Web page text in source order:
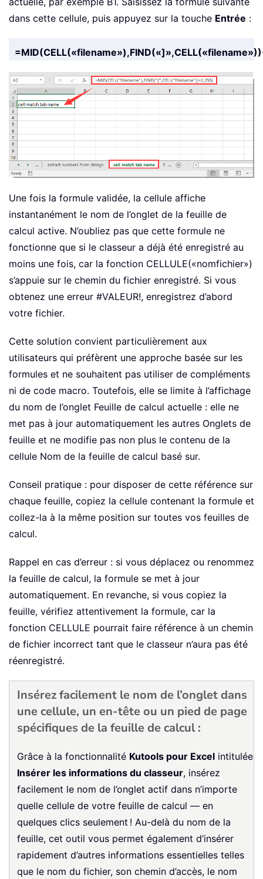
dans cette cellule, puis appuyez sur la touche Entrée :
Une fois la formule validée, la cellule affiche
instantanément le nom de l’onglet de la feuille de
calcul active. N’oubliez pas que cette formule ne
fonctionne que si le classeur a déjà été enregistré au
moins une fois, car la fonction CELLULE(«nomfichier»)
s’appuie sur le chemin du fichier enregistré. Si vous
obtenez une erreur #VALEUR!, enregistrez d’abord
votre fichier.
Cette solution convient particulièrement aux
utilisateurs qui préfèrent une approche basée sur les
formules et ne souhaitent pas utiliser de compléments
ni de code macro. Toutefois, elle se limite à l’affichage
du nom de l’onglet Feuille de calcul actuelle : elle ne
met pas à jour automatiquement les autres Onglets de
feuille et ne modifie pas non plus le contenu de la
cellule Nom de la feuille de calcul basé sur.
Conseil pratique : pour disposer de cette référence sur
chaque feuille, copiez la cellule contenant la formule et
collez-la à la même position sur toutes vos feuilles de
calcul.
Rappel en cas d’erreur : si vous déplacez ou renommez
la feuille de calcul, la formule se met à jour
automatiquement. En revanche, si vous copiez la
feuille, vérifiez attentivement la formule, car la
fonction CELLULE pourrait faire référence à un chemin
de fichier incorrect tant que le classeur n’aura pas été
réenregistré.
Insérez facilement le nom de l’onglet dans
une cellule, un en-tête ou un pied de page
spécifiques de la feuille de calcul :
Grâce à la fonctionnalité Kutools pour Excel intitulée
Insérer les informations du classeur, insérez
facilement le nom de l’onglet actif dans n’importe
quelle cellule de votre feuille de calcul — en
quelques clics seulement ! Au-delà du nom de la
feuille, cet outil vous permet également d’insérer
rapidement d’autres informations essentielles telles
que le nom du fichier, son chemin d’accès, le nom